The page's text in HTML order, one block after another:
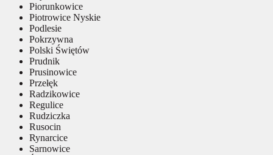
Piorunkowice
Piotrowice Nyskie
Podlesie
Pokrzywna
Polski Świętów
Prudnik
Prusinowice
Przełęk
Radzikowice
Regulice
Rudziczka
Rusocin
Rynarcice
Sarnowice